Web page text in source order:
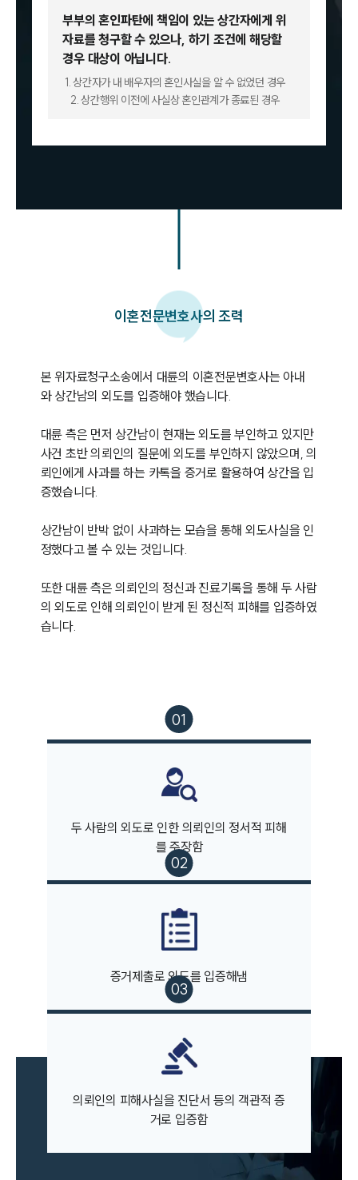
부소개
부소개
대륜의 강점
오시는 길
글로벌 파트너 로펌
통합검색
AI대륜
업무사례
이혼 주요 업무사례
이혼 법률정보
법률지식인
이혼소송·상담후기
업무분야
부부의 혼인파탄에 책임이 있는 상간자에게 위
자료를 청구할 수 있으나, 하기 조건에 해당할
경우 대상이 아닙니다.
1. 상간자가 내 배우자의 혼인사실을 알 수 없었던 경우
2. 상간행위 이전에 사실상 혼인관계가 종료된 경우
이혼전문변호사의 조력
본 위자료청구소송에서 대륜의 이혼전문변호사는 아내
와 상간남의 외도를 입증해야 했습니다.
대륜 측은 먼저 상간남이 현재는 외도를 부인하고 있지만
사건 초반 의뢰인의 질문에 외도를 부인하지 않았으며, 의
뢰인에게 사과를 하는 카톡을 증거로 활용하여 상간을 입
증했습니다.
상간남이 반박 없이 사과하는 모습을 통해 외도사실을 인
정했다고 볼 수 있는 것입니다.
또한 대륜 측은 의뢰인의 정신과 진료기록을 통해 두 사람
의 외도로 인해 의뢰인이 받게 된 정신적 피해를 입증하였
습니다.
두 사람의 외도로 인한 의뢰인의 정서적 피해
를 주장함
증거제출로 외도를 입증해냄
의뢰인의 피해사실을 진단서 등의 객관적 증
거로 입증함